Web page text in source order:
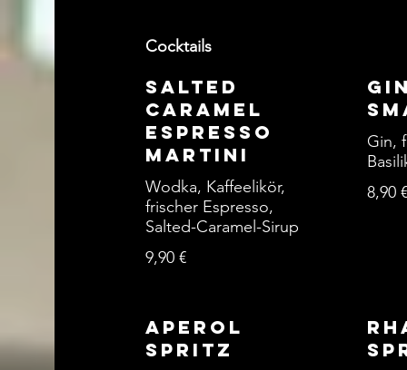
Cocktails
Salted
Caramel
Espresso
Martini
Wodka, Kaffeelikör,
frischer Espresso,
Salted-Caramel-Sirup
9,90 €
Gin,
8,90 €
Aperol
Spritz